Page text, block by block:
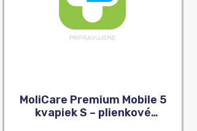
MoliCare Premium Mobile 5
kvapiek S – plienkové